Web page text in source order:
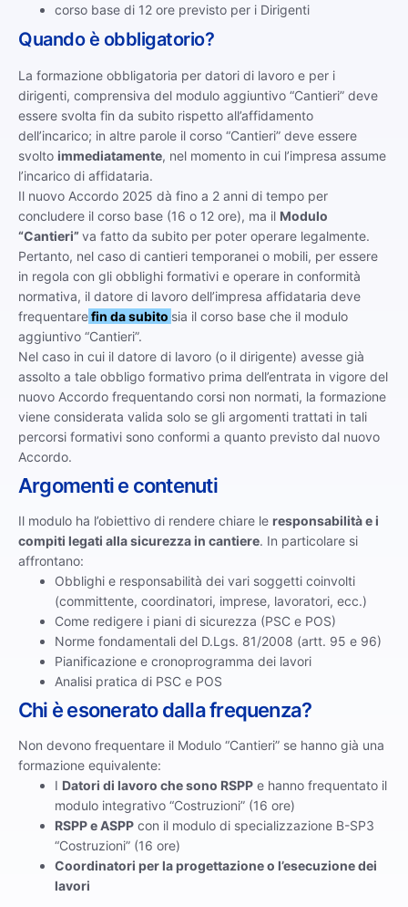
corso base di 12 ore previsto per i Dirigenti
Quando è obbligatorio?
La formazione obbligatoria per datori di lavoro e per i
dirigenti, comprensiva del modulo aggiuntivo “Cantieri” deve
essere svolta fin da subito rispetto all’affidamento
dell’incarico; in altre parole il corso “Cantieri” deve essere
svolto immediatamente, nel momento in cui l’impresa assume
l’incarico di affidataria.
Il nuovo Accordo 2025 dà fino a 2 anni di tempo per
concludere il corso base (16 o 12 ore), ma il Modulo
“Cantieri” va fatto da subito per poter operare legalmente.
Pertanto, nel caso di cantieri temporanei o mobili, per essere
in regola con gli obblighi formativi e operare in conformità
normativa, il datore di lavoro dell’impresa affidataria deve
frequentarefin da subito sia il corso base che il modulo
aggiuntivo “Cantieri”.
Nel caso in cui il datore di lavoro (o il dirigente) avesse già
assolto a tale obbligo formativo prima dell’entrata in vigore del
nuovo Accordo frequentando corsi non normati, la formazione
viene considerata valida solo se gli argomenti trattati in tali
percorsi formativi sono conformi a quanto previsto dal nuovo
Accordo.
Argomenti e contenuti
Il modulo ha l’obiettivo di rendere chiare le responsabilità e i
compiti legati alla sicurezza in cantiere. In particolare si
affrontano:
Obblighi e responsabilità dei vari soggetti coinvolti
(committente, coordinatori, imprese, lavoratori, ecc.)
Come redigere i piani di sicurezza (PSC e POS)
Norme fondamentali del D.Lgs. 81/2008 (artt. 95 e 96)
Pianificazione e cronoprogramma dei lavori
Analisi pratica di PSC e POS
Chi è esonerato dalla frequenza?
Non devono frequentare il Modulo “Cantieri” se hanno già una
formazione equivalente:
I Datori di lavoro che sono RSPP e hanno frequentato il
modulo integrativo “Costruzioni” (16 ore)
RSPP e ASPP con il modulo di specializzazione B-SP3
“Costruzioni” (16 ore)
Coordinatori per la progettazione o l’esecuzione dei
lavori